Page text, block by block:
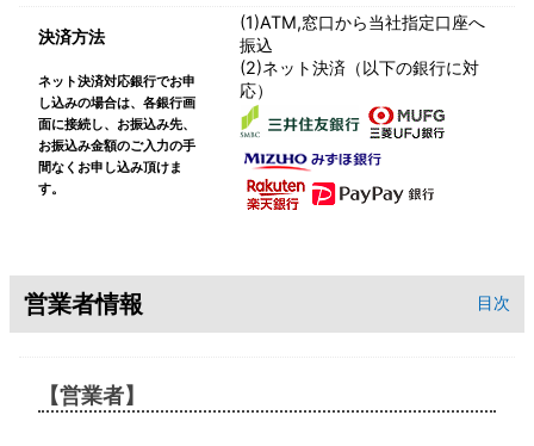
決済方法
ネット決済対応銀行でお申
し込みの場合は、各銀行画
面に接続し、お振込み先、
お振込み金額のご入力の手
間なくお申し込み頂けま
す。
(1)ATM,窓口から当社指定口座へ
振込
(2)ネット決済（以下の銀行に対
応）
営業者情報 目次
【営業者】